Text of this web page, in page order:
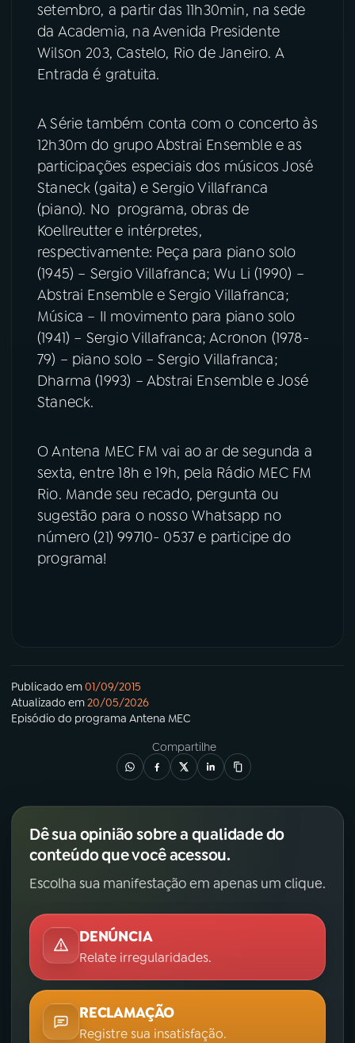
ACOMPANHE A RÁDIO MEC
YouTube
Instagram X
setembro, a partir das 11h30min, na sede
da Academia, na Avenida Presidente
Wilson 203, Castelo, Rio de Janeiro. A
Entrada é gratuita.
A Série também conta com o concerto às
12h30m do grupo Abstrai Ensemble e as
participações especiais dos músicos José
Staneck (gaita) e Sergio Villafranca
(piano). No programa, obras de
Koellreutter e intérpretes,
respectivamente: Peça para piano solo
(1945) – Sergio Villafranca; Wu Li (1990) –
Abstrai Ensemble e Sergio Villafranca;
Música – II movimento para piano solo
(1941) – Sergio Villafranca; Acronon (1978-
79) – piano solo – Sergio Villafranca;
Dharma (1993) – Abstrai Ensemble e José
Staneck.
O Antena MEC FM vai ao ar de segunda a
sexta, entre 18h e 19h, pela Rádio MEC FM
Rio. Mande seu recado, pergunta ou
sugestão para o nosso Whatsapp no
número (21) 99710- 0537 e participe do
programa!
Publicado em01/09/2015
Atualizado em20/05/2026
Episódio do programa Antena MEC
Compartilhe
Dê sua opinião sobre a qualidade do
conteúdo que você acessou.
Escolha sua manifestação em apenas um clique.
DENÚNCIA
Relate irregularidades.
RECLAMAÇÃO
Registre sua insatisfação.